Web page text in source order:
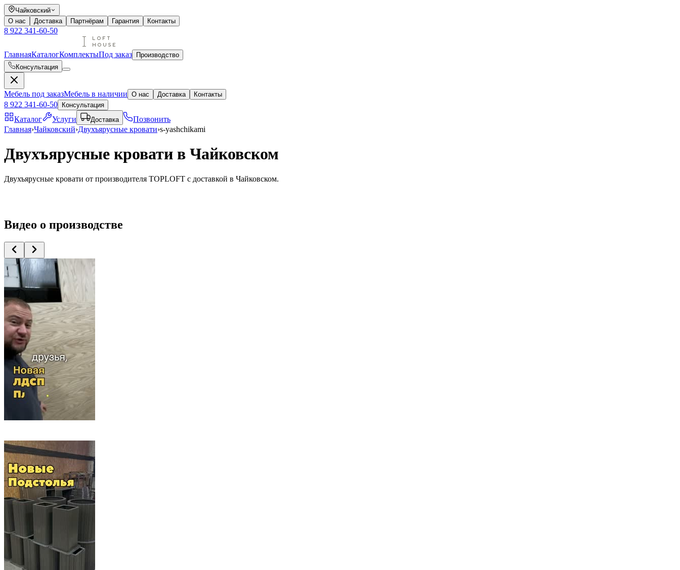
Чайковский
О нас
Доставка Партнёрам Гарантия Контакты
8 922 341-60-50
ГлавнаяКаталогКомплектыПод заказ
Производство
Консультация
Мебель под заказМебель в наличии О нас Доставка Контакты
8 922 341-60-50 Консультация
Каталог Услуги Доставка
Позвонить
Главная›Чайковский›Двухъярусные кровати›s-yashchikami
Двухъярусные кровати в Чайковском
Двухъярусные кровати от производителя TOPLOFT с доставкой в Чайковском.
Видео о производстве